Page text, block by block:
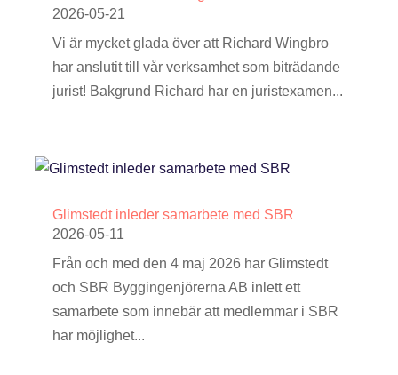
2026-05-21
Vi är mycket glada över att Richard Wingbro
har anslutit till vår verksamhet som biträdande
jurist! Bakgrund Richard har en juristexamen...
Glimstedt inleder samarbete med SBR
2026-05-11
Från och med den 4 maj 2026 har Glimstedt
och SBR Byggingenjörerna AB inlett ett
samarbete som innebär att medlemmar i SBR
har möjlighet...